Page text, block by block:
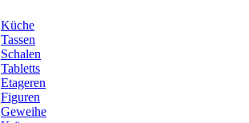
Küche
Tassen
Schalen
Tabletts
Etageren
Figuren
Geweihe